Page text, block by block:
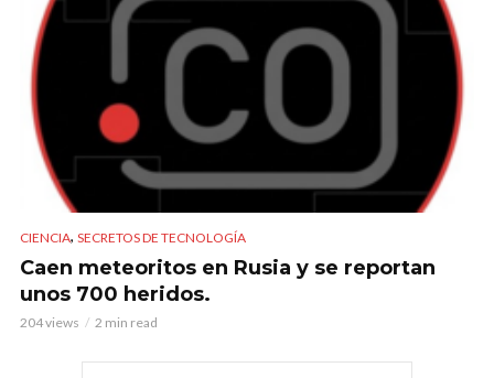
CIENCIA, SECRETOS DE TECNOLOGÍA
Caen meteoritos en Rusia y se reportan
unos 700 heridos.
204 views 2 min read